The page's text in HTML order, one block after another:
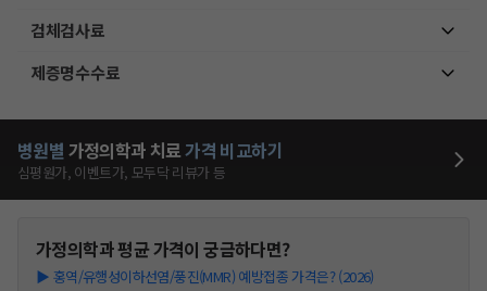
검체검사료
제증명수수료
병원별 가정의학과 치료가격 비교하기
심평원가, 이벤트가, 모두닥 리뷰가 등
가정의학과평균 가격이 궁금하다면?
▶ 홍역/유행성이하선염/풍진(MMR) 예방접종 가격은? (2026)